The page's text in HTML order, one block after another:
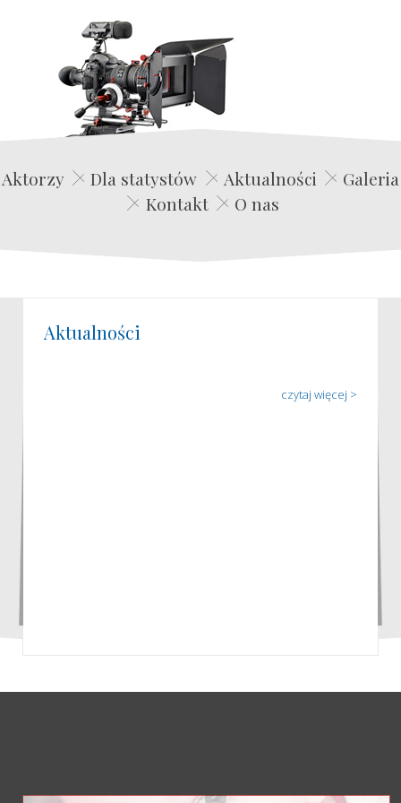
Edwin Film Agencja Aktorska
Aktorzy Dla statystów Aktualności
Galeria
Kontakt
O nas
Aktualności
czytaj więcej >